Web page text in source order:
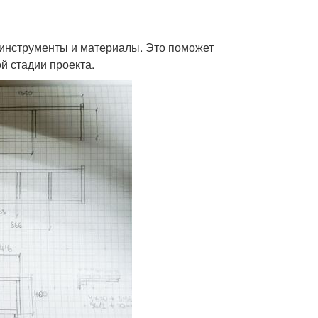
и материалы. Это поможет
стадии проекта.